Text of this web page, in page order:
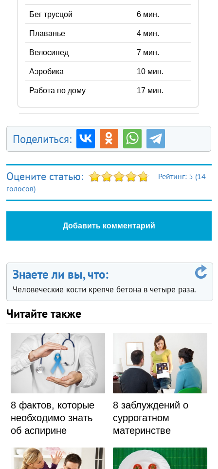
Бег трусцой 6мин.
Плаванье 4мин.
Велосипед 7мин.
Аэробика 10мин.
Работа по дому 17мин.
Поделиться:
Оцените статью: Рейтинг: 5 (14
голосов)
Добавить комментарий
Знаете ли вы, что:
Человеческие кости крепче бетона в четыре раза.
Читайте также
8 фактов, которые
необходимо знать
об аспирине
8 заблуждений о
суррогатном
материнстве